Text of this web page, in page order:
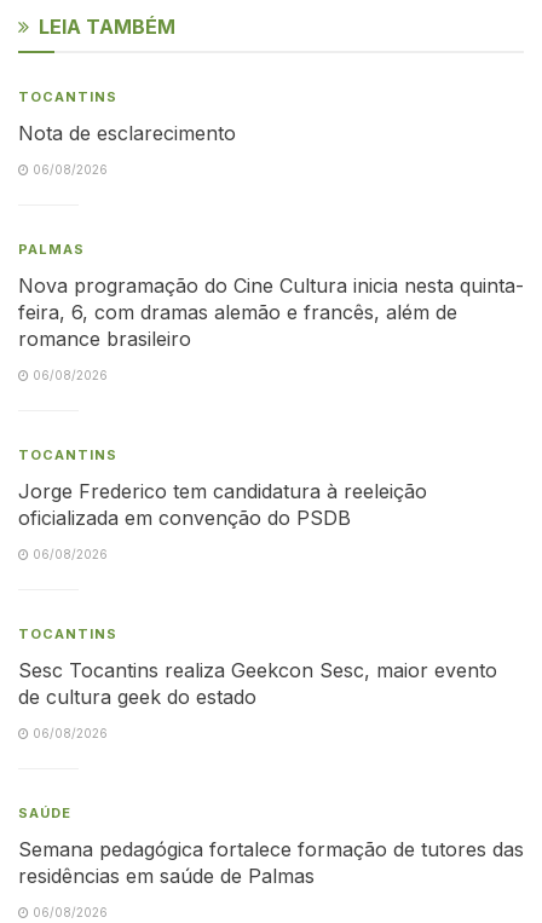
LEIA TAMBÉM
TOCANTINS
Nota de esclarecimento
06/08/2026
PALMAS
Nova programação do Cine Cultura inicia nesta quinta-
feira, 6, com dramas alemão e francês, além de
romance brasileiro
06/08/2026
TOCANTINS
Jorge Frederico tem candidatura à reeleição
oficializada em convenção do PSDB
06/08/2026
TOCANTINS
Sesc Tocantins realiza Geekcon Sesc, maior evento
de cultura geek do estado
06/08/2026
SAÚDE
Semana pedagógica fortalece formação de tutores das
residências em saúde de Palmas
06/08/2026